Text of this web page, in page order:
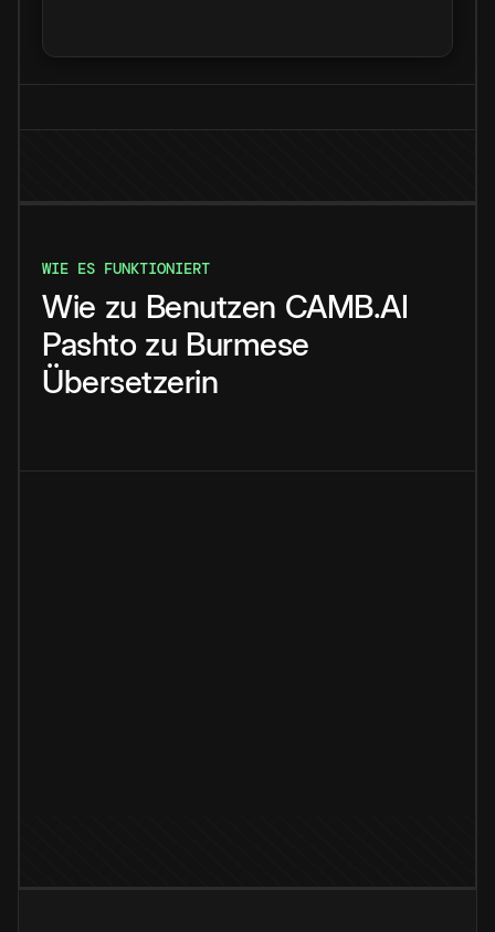
WIE ES FUNKTIONIERT
Wie zu Benutzen CAMB.AI
Pashto zu Burmese
Übersetzerin